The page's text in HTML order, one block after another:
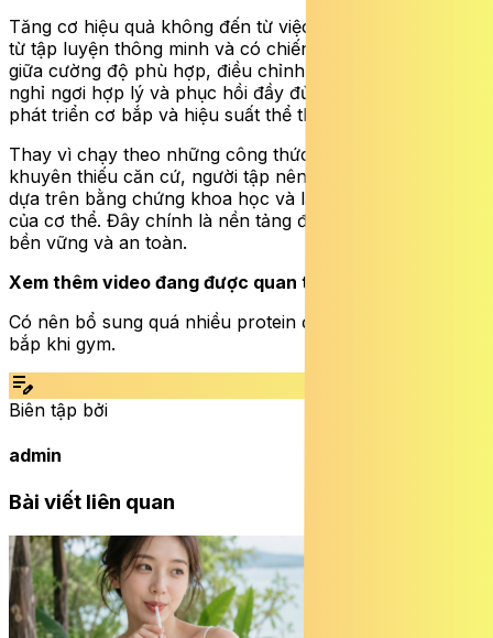
Tăng cơ hiệu quả không đến từ việc tập nhiều hơn, mà
từ tập luyện thông minh và có chiến lược. Việc kết hợp
giữa cường độ phù hợp, điều chỉnh số lần lặp linh hoạt,
nghỉ ngơi hợp lý và phục hồi đầy đủ sẽ giúp tối ưu hóa
phát triển cơ bắp và hiệu suất thể thao.
Thay vì chạy theo những công thức cố định hay lời
khuyên thiếu căn cứ, người tập nên tiếp cận luyện tập
dựa trên bằng chứng khoa học và lắng nghe phản ứng
của cơ thể. Đây chính là nền tảng để đạt được tiến bộ
bền vững và an toàn.
Xem thêm video đang được quan tâm:
Có nên bổ sung quá nhiều protein để tăng cường cơ
bắp khi gym.
edit_note
Biên tập bởi
admin
Bài viết liên quan